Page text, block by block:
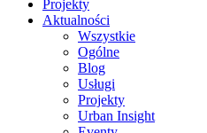
Projekty
Aktualności
Wszystkie
Ogólne
Blog
Usługi
Projekty
Urban Insight